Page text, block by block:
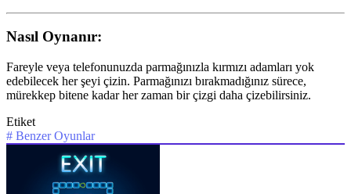
Nasıl Oynanır:
Fareyle veya telefonunuzda parmağınızla kırmızı adamları yok
edebilecek her şeyi çizin. Parmağınızı bırakmadığınız sürece,
mürekkep bitene kadar her zaman bir çizgi daha çizebilirsiniz.
Etiket
# Benzer Oyunlar